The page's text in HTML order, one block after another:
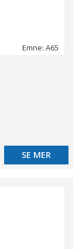
Emne: A65
SE MER
SE MER